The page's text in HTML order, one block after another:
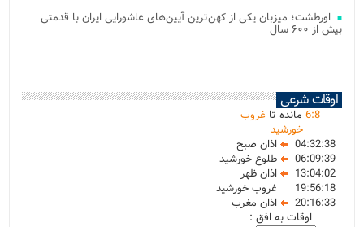
اورطشت؛ میزبان یکی از کهن‌ترین آیین‌های عاشورایی ایران با قدمتی
بیش از ۶۰۰ سال
اوقات شرعی
6:8 مانده تا غروب
خورشید
04:32:38
اذان صبح
06:09:39
طلوع خورشید
13:04:02
اذان ظهر
19:56:18
غروب خورشید
20:16:33
اذان مغرب
اوقات به افق :